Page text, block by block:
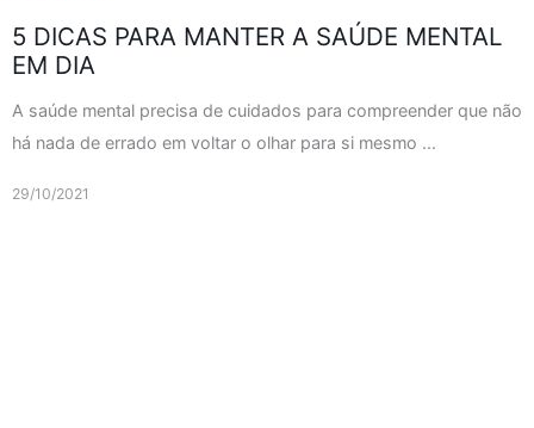
5 DICAS PARA MANTER A SAÚDE MENTAL
EM DIA
A saúde mental precisa de cuidados para compreender que não
há nada de errado em voltar o olhar para si mesmo ...
29/10/2021